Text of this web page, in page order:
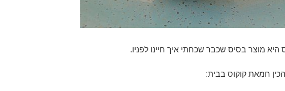
היא מוצר בסיס שכבר שכחתי איך חיינו לפניו.
חמאת קוקוס בבית: